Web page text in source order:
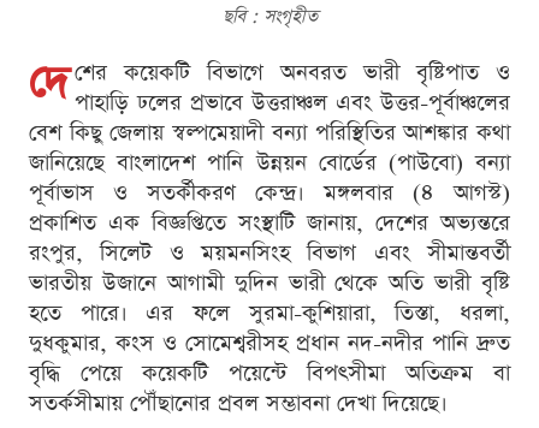
ছবি : সংগৃহীত
দে শের কয়েকটি বিভাগে অনবরত ভারী বৃষ্টিপাত ও
পাহাড়ি ঢলের প্রভাবে উত্তরাঞ্চল এবং উত্তর-পূর্বাঞ্চলের
বেশ কিছু জেলায় স্বল্পমেয়াদী বন্যা পরিস্থিতির আশঙ্কার কথা
জানিয়েছে বাংলাদেশ পানি উন্নয়ন বোর্ডের (পাউবো) বন্যা
পূর্বাভাস ও সতর্কীকরণ কেন্দ্র। মঙ্গলবার (৪ আগস্ট)
প্রকাশিত এক বিজ্ঞপ্তিতে সংস্থাটি জানায়, দেশের অভ্যন্তরে
রংপুর, সিলেট ও ময়মনসিংহ বিভাগ এবং সীমান্তবর্তী
ভারতীয় উজানে আগামী দুদিন ভারী থেকে অতি ভারী বৃষ্টি
হতে পারে। এর ফলে সুরমা-কুশিয়ারা, তিস্তা, ধরলা,
দুধকুমার, কংস ও সোমেশ্বরীসহ প্রধান নদ-নদীর পানি দ্রুত
বৃদ্ধি পেয়ে কয়েকটি পয়েন্টে বিপৎসীমা অতিক্রম বা
সতর্কসীমায় পৌঁছানোর প্রবল সম্ভাবনা দেখা দিয়েছে।